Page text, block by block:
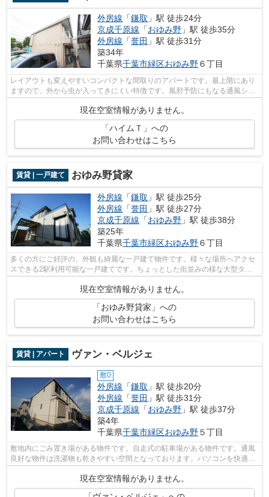
外房線 「鎌取 」駅 徒歩24分
京成千原線 「おゆみ野 」駅 徒歩35分
外房線 「誉田 」駅 徒歩31分
築34年
千葉県千葉市緑区おゆみ野６丁目
レイアウトも変えやすいコンパクトな間取りのアパートです。最上階にあり
ますので、外から虫が入ってきにくい特徴です。風邪予防にもなる通風シス
テムが整った換気がしやすいシンプル...
現在空室情報がありません。
「ハイムＴ」への
お問い合わせはこちら
賃貸 | 一戸建て おゆみ野貸家
外房線 「鎌取 」駅 徒歩25分
外房線 「誉田 」駅 徒歩27分
京成千原線 「おゆみ野 」駅 徒歩38分
築25年
千葉県千葉市緑区おゆみ野６丁目
多くの方にご好評の、外観も綺麗な一戸建て物件です。様々な場所へアクセ
スできる2駅利用可能な一戸建てです。ちょっとした街並みの様な大型タウ
現在空室情報がありません。
「おゆみ野貸家」への
お問い合わせはこちら
賃貸 | アパート ヴァン・ベルジェ
敷0
外房線 「鎌取 」駅 徒歩20分
外房線 「誉田 」駅 徒歩31分
京成千原線 「おゆみ野 」駅 徒歩37分
築4年
千葉県千葉市緑区おゆみ野５丁目
敷地内にごみ置き場がある物件です。自走式の駐車場がある物件です。通風
良好な物件は洗濯物も乾きやすい空間となっております。パソコンを快適に
使いたい方に、光回線を繋いでいる物...
現在空室情報がありません。